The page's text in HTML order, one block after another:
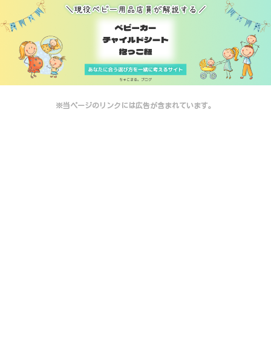
※当ページのリンクには広告が含まれています。